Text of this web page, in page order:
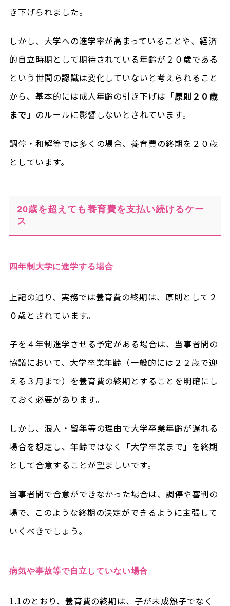
き下げられました。
しかし、大学への進学率が高まっていることや、経済
的自立時期として期待されている年齢が２０歳である
という世間の認識は変化していないと考えられること
から、基本的には成人年齢の引き下げは 「原則２０歳
まで」 のルールに影響しないとされています。
調停・和解等では多くの場合、養育費の終期を２０歳
としています。
20歳を超えても養育費を支払い続けるケー
ス
四年制大学に進学する場合
上記の通り、実務では養育費の終期は、原則として２
０歳とされています。
子を４年制進学させる予定がある場合は、当事者間の
協議において、大学卒業年齢（一般的には２２歳で迎
える３月まで）を養育費の終期とすることを明確にし
ておく必要があります。
しかし、浪人・留年等の理由で大学卒業年齢が遅れる
場合を想定し、年齢ではなく「大学卒業まで」を終期
として合意することが望ましいです。
当事者間で合意ができなかった場合は、調停や審判の
場で、このような終期の決定ができるように主張して
いくべきでしょう。
病気や事故等で自立していない場合
1.1のとおり、養育費の終期は、子が未成熟子でなく